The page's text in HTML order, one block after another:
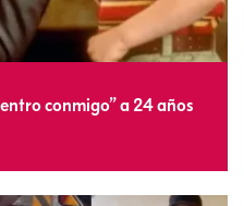
conmigo” a 24 años